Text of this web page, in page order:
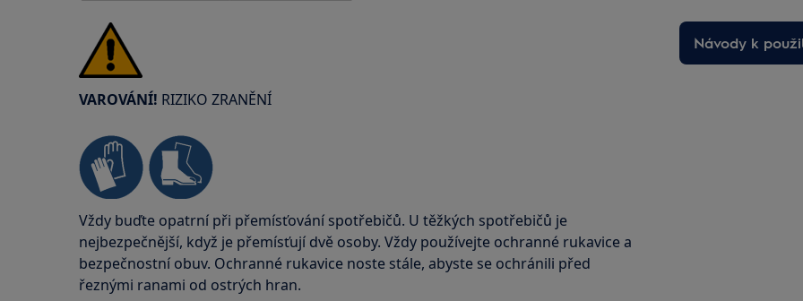
VAROVÁNÍ! RIZIKO ZRANĚNÍ
Vždy buďte opatrní při přemísťování spotřebičů. U těžkých spotřebičů je
nejbezpečnější, když je přemísťují dvě osoby. Vždy používejte ochranné rukavice a
bezpečnostní obuv. Ochranné rukavice noste stále, abyste se ochránili před
řeznými ranami od ostrých hran.
Návody k